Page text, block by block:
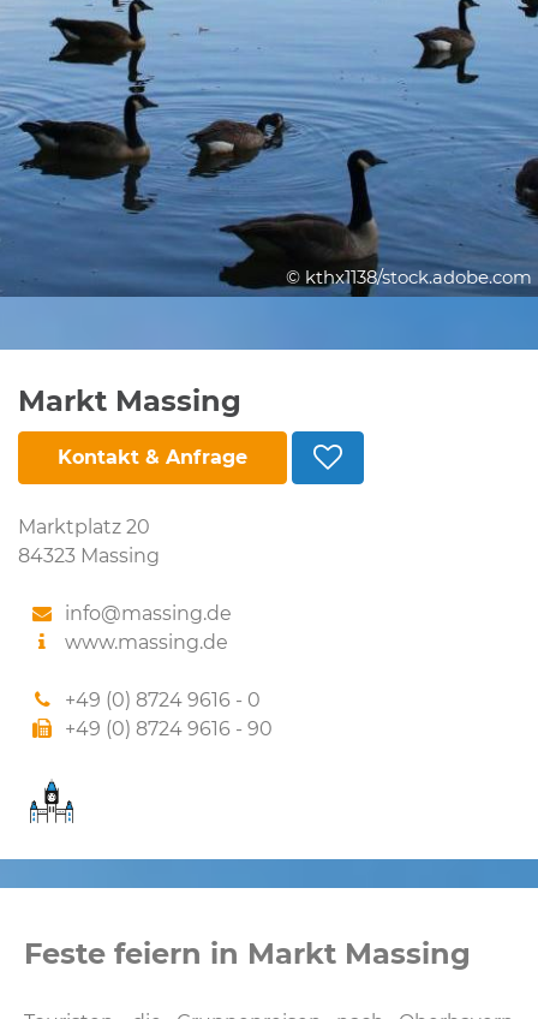
© kthx1138/stock.adobe.com
Markt Massing
Kontakt & Anfrage
Marktplatz 20
84323 Massing
info@massing.de
www.massing.de
+49 (0) 8724 9616 - 0
+49 (0) 8724 9616 - 90
Feste feiern in Markt Massing